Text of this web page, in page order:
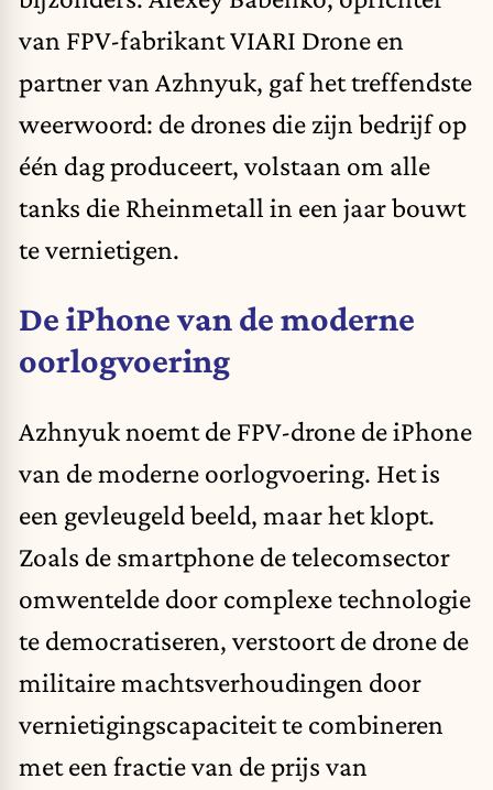
van FPV-fabrikant VIARI Drone en
partner van Azhnyuk, gaf het treffendste
weerwoord: de drones die zijn bedrijf op
één dag produceert, volstaan om alle
tanks die Rheinmetall in een jaar bouwt
te vernietigen.
De iPhone van de moderne
oorlogvoering
Azhnyuk noemt de FPV-drone de iPhone
van de moderne oorlogvoering. Het is
een gevleugeld beeld, maar het klopt.
Zoals de smartphone de telecomsector
omwentelde door complexe technologie
te democratiseren, verstoort de drone de
militaire machtsverhoudingen door
vernietigingscapaciteit te combineren
met een fractie van de prijs van